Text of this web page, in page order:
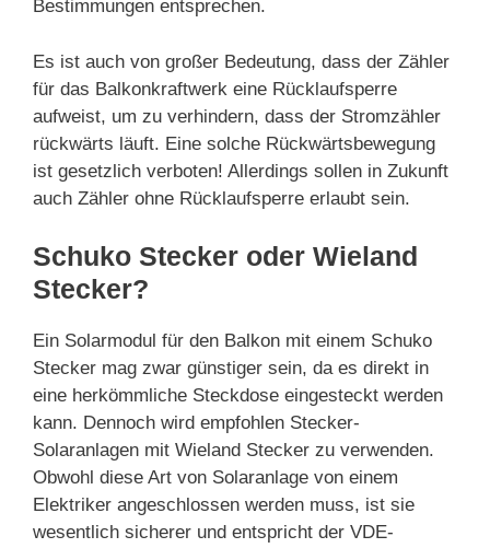
Bestimmungen entsprechen.
Es ist auch von großer Bedeutung, dass der Zähler
für das Balkonkraftwerk eine Rücklaufsperre
aufweist, um zu verhindern, dass der Stromzähler
rückwärts läuft. Eine solche Rückwärtsbewegung
ist gesetzlich verboten! Allerdings sollen in Zukunft
auch Zähler ohne Rücklaufsperre erlaubt sein.
Schuko Stecker oder Wieland
Stecker?
Ein Solarmodul für den Balkon mit einem Schuko
Stecker mag zwar günstiger sein, da es direkt in
eine herkömmliche Steckdose eingesteckt werden
kann. Dennoch wird empfohlen Stecker-
Solaranlagen mit Wieland Stecker zu verwenden.
Obwohl diese Art von Solaranlage von einem
Elektriker angeschlossen werden muss, ist sie
wesentlich sicherer und entspricht der VDE-